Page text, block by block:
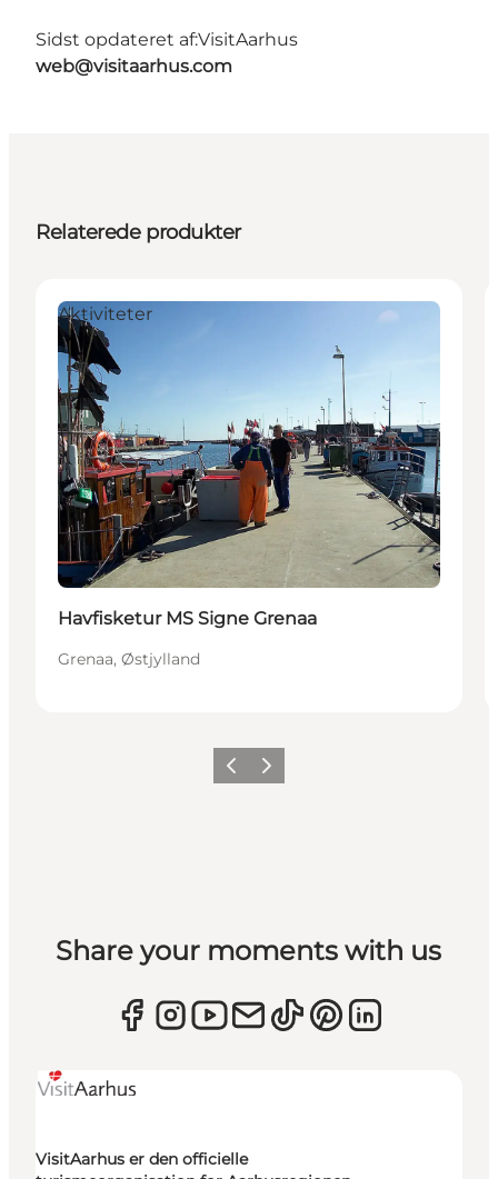
Sidst opdateret af:VisitAarhus
web@visitaarhus.com
Relaterede produkter
Aktiviteter
Havfisketur MS Signe Grenaa
Grenaa, Østjylland
ForrigeNæste
Share your moments with us
VisitAarhus er den officielle